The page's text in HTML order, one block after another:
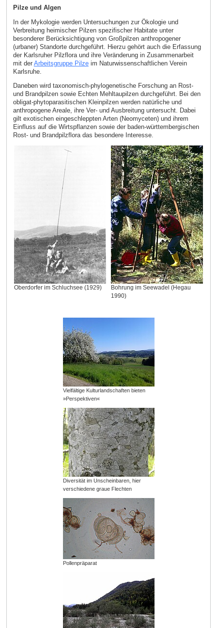
Pilze und Algen
In der Mykologie werden Untersuchungen zur Ökologie und
Verbreitung heimischer Pilzen spezifischer Habitate unter
besonderer Berücksichtigung von Großpilzen anthropogener
(urbaner) Standorte durchgeführt. Hierzu gehört auch die Erfassung
der Karlsruher Pilzflora und ihre Veränderung in Zusammenarbeit
mit der Arbeitsgruppe Pilzeim Naturwissenschaftlichen Verein
Karlsruhe.
Daneben wird taxonomisch-phylogenetische Forschung an Rost-
und Brandpilzen sowie Echten Mehltaupilzen durchgeführt. Bei den
obligat-phytoparasitischen Kleinpilzen werden natürliche und
anthropogene Areale, ihre Ver- und Ausbreitung untersucht. Dabei
gilt exotischen eingeschleppten Arten (Neomyceten) und ihrem
Einfluss auf die Wirtspflanzen sowie der baden-württembergischen
Rost- und Brandpilzflora das besondere Interesse.
Oberdorfer im Schluchsee (1929)
Bohrung im Seewadel (Hegau
1990)
Vielfältige Kulturlandschaften bieten
»Perspektiven«
Diversität im Unscheinbaren, hier
verschiedene graue Flechten
Pollenpräparat